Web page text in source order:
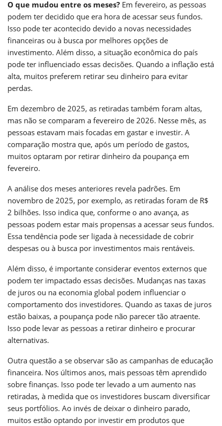
O que mudou entre os meses? Em fevereiro, as pessoas
podem ter decidido que era hora de acessar seus fundos.
Isso pode ter acontecido devido a novas necessidades
financeiras ou à busca por melhores opções de
investimento. Além disso, a situação econômica do país
pode ter influenciado essas decisões. Quando a inflação está
alta, muitos preferem retirar seu dinheiro para evitar
perdas.
Em dezembro de 2025, as retiradas também foram altas,
mas não se comparam a fevereiro de 2026. Nesse mês, as
pessoas estavam mais focadas em gastar e investir. A
comparação mostra que, após um período de gastos,
muitos optaram por retirar dinheiro da poupança em
fevereiro.
A análise dos meses anteriores revela padrões. Em
novembro de 2025, por exemplo, as retiradas foram de R$
2 bilhões. Isso indica que, conforme o ano avança, as
pessoas podem estar mais propensas a acessar seus fundos.
Essa tendência pode ser ligada à necessidade de cobrir
despesas ou à busca por investimentos mais rentáveis.
Além disso, é importante considerar eventos externos que
podem ter impactado essas decisões. Mudanças nas taxas
de juros ou na economia global podem influenciar o
comportamento dos investidores. Quando as taxas de juros
estão baixas, a poupança pode não parecer tão atraente.
Isso pode levar as pessoas a retirar dinheiro e procurar
alternativas.
Outra questão a se observar são as campanhas de educação
financeira. Nos últimos anos, mais pessoas têm aprendido
sobre finanças. Isso pode ter levado a um aumento nas
retiradas, à medida que os investidores buscam diversificar
seus portfólios. Ao invés de deixar o dinheiro parado,
muitos estão optando por investir em produtos que